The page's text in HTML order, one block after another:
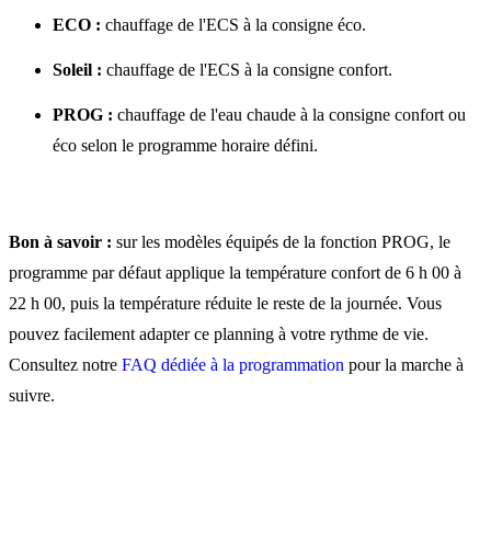
ECO : chauffage de l'ECS à la consigne éco.
Soleil : chauffage de l'ECS à la consigne confort.
PROG : chauffage de l'eau chaude à la consigne confort ou
éco selon le programme horaire défini.
Bon à savoir : sur les modèles équipés de la fonction PROG, le
programme par défaut applique la température confort de 6 h 00 à
22 h 00, puis la température réduite le reste de la journée. Vous
pouvez facilement adapter ce planning à votre rythme de vie.
Consultez notre FAQ dédiée à la programmation pour la marche à
suivre.